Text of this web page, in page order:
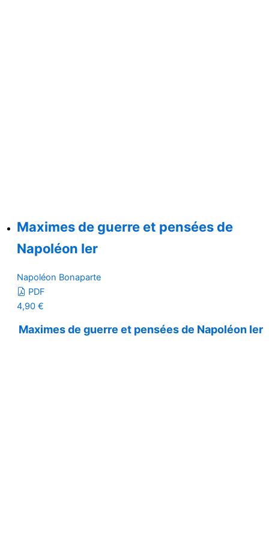
Maximes de guerre et pensées de
Napoléon Ier
Napoléon Bonaparte
PDF
4,90 €
Maximes de guerre et pensées de Napoléon Ier